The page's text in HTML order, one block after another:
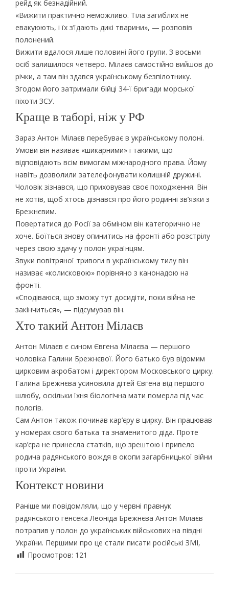
рейд як безнадійний.
«Вижити практично неможливо. Тіла загиблих не
евакуюють, і їх з’їдають дикі тварини», — розповів
полонений.
Вижити вдалося лише половині його групи. З восьми
осіб залишилося четверо. Мілаєв самостійно вийшов до
річки, а там він здався українському безпілотнику.
Згодом його затримали бійці 34-ї бригади морської
піхоти ЗСУ.
Краще в таборі, ніж у РФ
Зараз Антон Мілаєв перебуває в українському полоні.
Умови він називає «шикарними» і такими, що
відповідають всім вимогам міжнародного права. Йому
навіть дозволили зателефонувати колишній дружині.
Чоловік зізнався, що приховував своє походження. Він
не хотів, щоб хтось дізнався про його родинні зв’язки з
Брежнєвим.
Повертатися до Росії за обміном він категорично не
хоче. Боїться знову опинитись на фронті або розстрілу
через свою здачу у полон українцям.
Звуки повітряної тривоги в українському тилу він
називає «колисковою» порівняно з канонадою на
фронті.
«Сподіваюся, що зможу тут досидіти, поки війна не
закінчиться», — підсумував він.
Хто такий Антон Мілаєв
Антон Мілаєв є сином Євгена Мілаєва — першого
чоловіка Галини Брежнєвої. Його батько був відомим
цирковим акробатом і директором Московського цирку.
Галина Брежнєва усиновила дітей Євгена від першого
шлюбу, оскільки їхня біологічна мати померла під час
пологів.
Сам Антон також починав кар’єру в цирку. Він працював
у номерах свого батька та знаменитого діда. Проте
кар’єра не принесла статків, що зрештою і привело
родича радянського вождя в окопи загарбницької війни
проти України.
Контекст новини
Раніше ми повідомляли, що у червні правнук
радянського генсека Леоніда Брежнєва Антон Мілаєв
потрапив у полон до українських військових на півдні
України. Першими про це стали писати російські ЗМІ,
Просмотров: 121